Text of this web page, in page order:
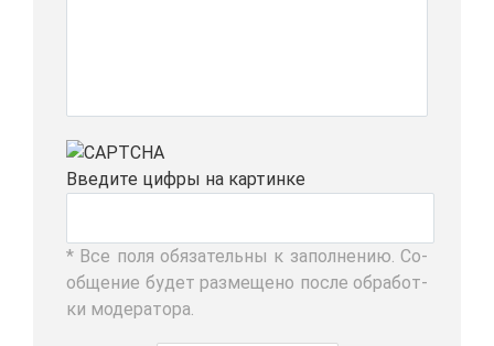
Вве­ди­те циф­ры на кар­тин­ке
* Все по­ля обя­за­тель­ны к за­пол­не­нию. Со­
об­ще­ние бу­дет раз­ме­ще­но по­сле об­ра­бот­
ки мо­де­ра­то­ра.